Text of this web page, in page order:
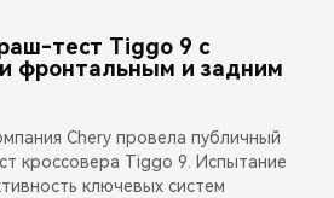
тест Tiggo 9 с
фронтальным и задним
Chery провела публичный
кроссовера Tiggo 9. Испытание
ключевых систем